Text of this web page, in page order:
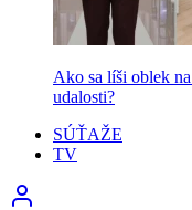
Ako sa líši oblek
udalosti?
SÚŤAŽE
TV